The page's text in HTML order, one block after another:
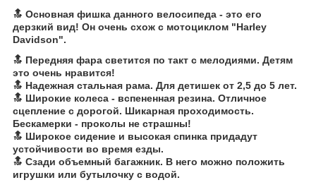
🔝 Основная фишка данного велосипеда - это его
дерзкий вид! Он очень схож с мотоциклом "Harley
Davidson".
🔝 Передняя фара светится по такт с мелодиями. Детям
это очень нравится!
🔝 Надежная стальная рама. Для детишек от 2,5 до 5 лет.
🔝 Широкие колеса - вспененная резина. Отличное
сцепление с дорогой. Шикарная проходимость.
Бескамерки - проколы не страшны!
🔝 Широкое сидение и высокая спинка придадут
устойчивости во время езды.
🔝 Сзади объемный багажник. В него можно положить
игрушки или бутылочку с водой.